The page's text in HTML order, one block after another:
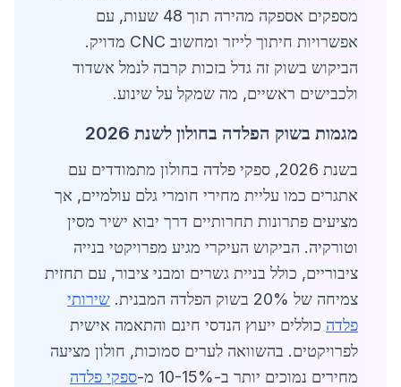
מספקים אספקה מהירה תוך 48 שעות, עם
אפשרויות חיתוך לייזר ומחשוב CNC מדויק.
הביקוש בשוק זה גדל בזכות קרבה לנמל אשדוד
ולכבישים ראשיים, מה שמקל על שינוע.
מגמות בשוק הפלדה בחולון לשנת 2026
בשנת 2026, ספקי פלדה בחולון מתמודדים עם
אתגרים כמו עליית מחירי חומרי גלם עולמיים, אך
מציעים פתרונות תחרותיים דרך יבוא ישיר מסין
וטורקיה. הביקוש העיקרי מגיע מפרויקטי בנייה
ציבוריים, כולל בניית גשרים ומבני ציבור, עם תחזית
צמיחה של 20% בשוק הפלדה המבנית.
שירותי
פלדה כוללים ייעוץ הנדסי חינם והתאמה אישית
לפרויקטים. בהשוואה לערים סמוכות, חולון מציעה
מחירים נמוכים יותר ב-10-15% מ-
ספקי פלדה